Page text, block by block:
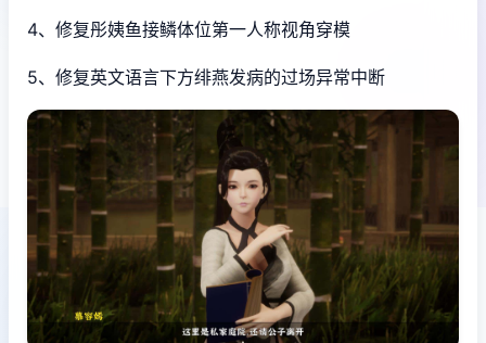
4、修复彤姨鱼接鳞体位第一人称视角穿模
5、修复英文语言下方绯燕发病的过场异常中断